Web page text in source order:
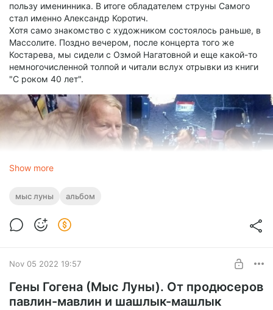
пользу именинника. В итоге обладателем струны Самого
стал именно Александр Коротич.
Хотя само знакомство с художником состоялось раньше, в
Массолите. Поздно вечером, после концерта того же
Костарева, мы сидели с Озмой Нагатовной и еще какой-то
немногочисленной толпой и читали вслух отрывки из книги
"С роком 40 лет".
Что за книга, спросите вы? А в книге этой про 40 лет
Свердловского рок-клуба (и не только) в качестве
художника по обложкам и афишам. Именно историями про
Show more
мыс луны альбом
Nov 05 2022 19:57
Гены Гогена (Мыс Луны). От продюсеров
павлин-мавлин и шашлык-машлык